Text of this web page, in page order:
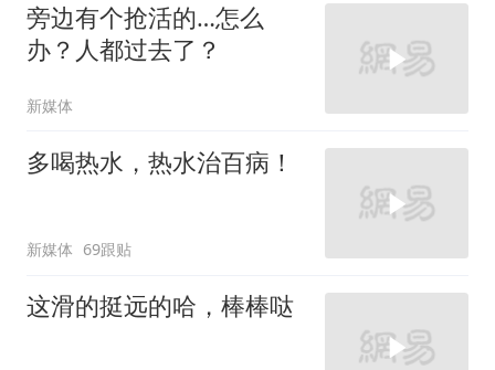
旁边有个抢活的…怎么
办？人都过去了？
新媒体
多喝热水，热水治百病！
新媒体 69跟贴
这滑的挺远的哈，棒棒哒